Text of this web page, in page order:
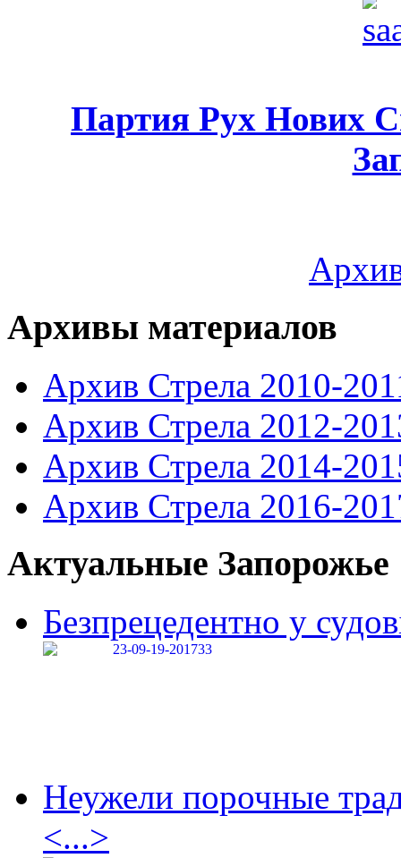
Партия Рух Нових
Архивы материалов
Архив Стрела 2010-
Архив Стрела 2012-
Архив Стрела 2014-
Архив Стрела 2016-
Актуальные Запорожье
Безпрецедентно у
Неужели порочные
<...>